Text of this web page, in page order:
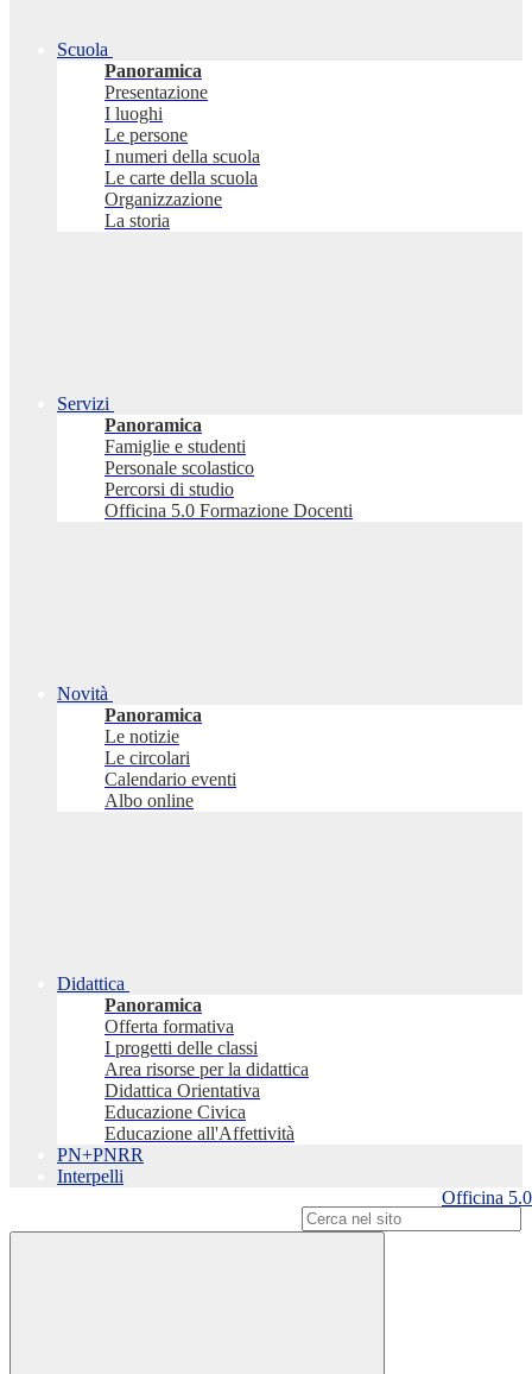
Scuola
Panoramica
Presentazione
I luoghi
Le persone
I numeri della scuola
Le carte della scuola
Organizzazione
La storia
Servizi
Panoramica
Famiglie e studenti
Personale scolastico
Percorsi di studio
Officina 5.0 Formazione Docenti
Novità
Panoramica
Le notizie
Le circolari
Calendario eventi
Albo online
Didattica
Panoramica
Offerta formativa
I progetti delle classi
Area risorse per la didattica
Didattica Orientativa
Educazione Civica
Educazione all'Affettività
PN+PNRR
Interpelli
Officina 5.0